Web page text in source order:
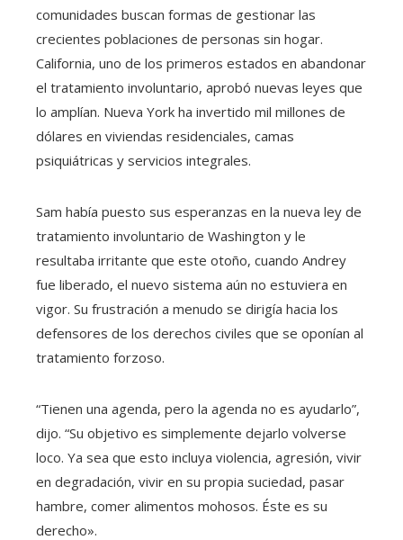
comunidades buscan formas de gestionar las
crecientes poblaciones de personas sin hogar.
California, uno de los primeros estados en abandonar
el tratamiento involuntario, aprobó nuevas leyes que
lo amplían. Nueva York ha invertido mil millones de
dólares en viviendas residenciales, camas
psiquiátricas y servicios integrales.
Sam había puesto sus esperanzas en la nueva ley de
tratamiento involuntario de Washington y le
resultaba irritante que este otoño, cuando Andrey
fue liberado, el nuevo sistema aún no estuviera en
vigor. Su frustración a menudo se dirigía hacia los
defensores de los derechos civiles que se oponían al
tratamiento forzoso.
“Tienen una agenda, pero la agenda no es ayudarlo”,
dijo. “Su objetivo es simplemente dejarlo volverse
loco. Ya sea que esto incluya violencia, agresión, vivir
en degradación, vivir en su propia suciedad, pasar
hambre, comer alimentos mohosos. Éste es su
derecho».